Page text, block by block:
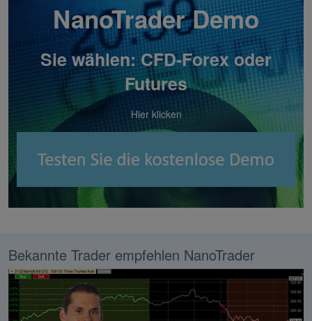
NanoTrader Demo
Sie wählen: CFD-Forex oder
Futures
Hier klicken
Bekannte Trader empfehlen NanoTrader